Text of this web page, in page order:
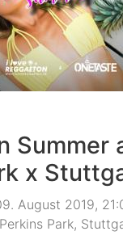
Summer
x
August 2019,
Perkins Park,